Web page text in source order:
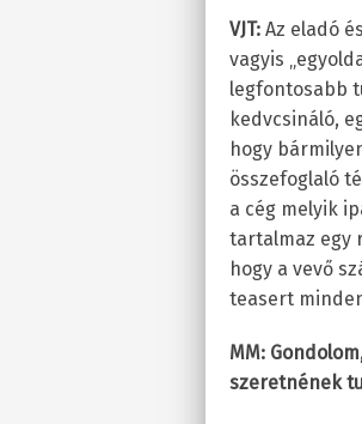
VJT: Az eladó
vagyis
legfontosabb
kedvcsináló,
hogy
összefoglaló
a cég melyik
tartalmaz egy
hogy a vevő
teasert
MM:
szeretnének